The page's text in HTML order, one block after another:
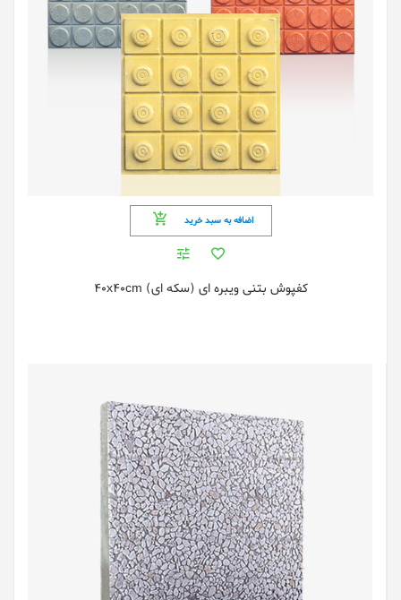
اضافه به سبد خرید
کفپوش بتنی ویبره ای (سکه ای) 40x40cm